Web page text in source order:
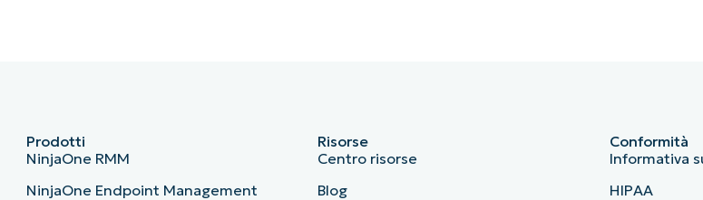
Prodotti
NinjaOne RMM
NinjaOne Endpoint Management
Risorse
Centro risorse
Blog
Conformità
Informativa
HIPAA